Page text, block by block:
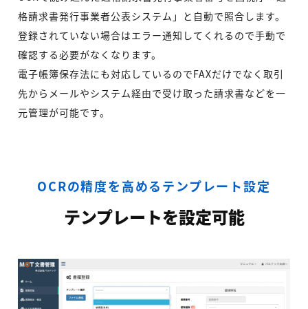
格請求書発行事業者公表システム」と自動で照合します。
登録されていない場合はエラー通知してくれるので手動で
確認する必要がなくなります。
電子帳簿保存法にも対応しているのでFAXだけでなく取引
先からメールやシステム経由で受け取った請求書などを一
元管理が可能です。
OCRの精度を高めるテンプレート設定
テンプレートを設定可能